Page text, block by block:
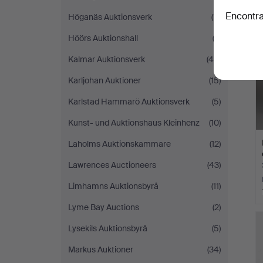
Höganäs Auktionsverk
(11)
Höörs Auktionshall
(3)
Kalmar Auktionsverk
(46)
Karljohan Auktioner
(15)
Karlstad Hammarö Auktionsverk
(5)
Kunst- und Auktionshaus Kleinhenz
(10)
Laholms Auktionskammare
(12)
Lawrences Auctioneers
(43)
Limhamns Auktionsbyrå
(11)
Lyme Bay Auctions
(2)
Lysekils Auktionsbyrå
(5)
Markus Auktioner
(34)